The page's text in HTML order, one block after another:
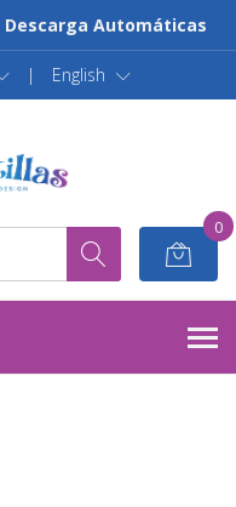
Descarga Automáticas
| English
0